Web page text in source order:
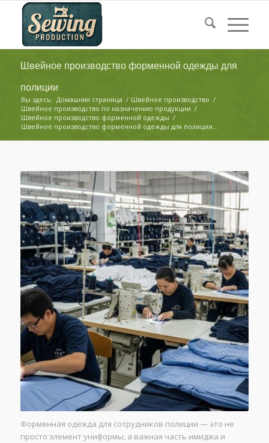
Швейное производство форменной одежды для
полиции
Вы здесь: Домашняя страница / Швейное производство /
Швейное производство по назначению продукции /
Швейное производство форменной одежды /
Швейное производство форменной одежды для полиции...
Форменная одежда для сотрудников полиции — это не
просто элемент униформы, а важная часть имиджа и